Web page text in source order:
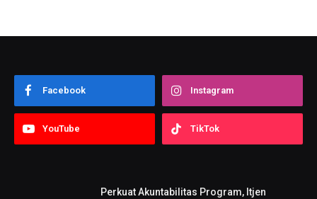
Facebook Instagram
YouTube TikTok
Perkuat Akuntabilitas Program, Itjen